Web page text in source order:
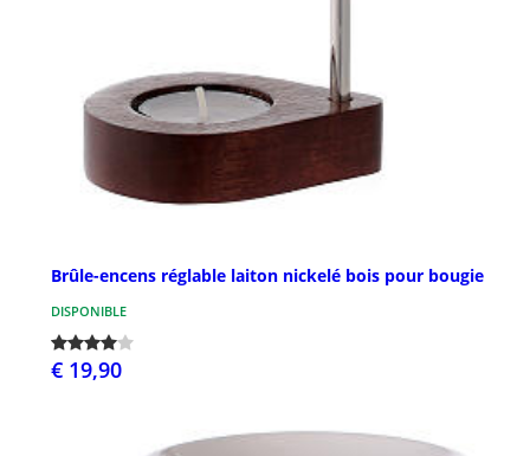
Brûle-encens réglable laiton nickelé bois pour bougie
DISPONIBLE
€ 19,90